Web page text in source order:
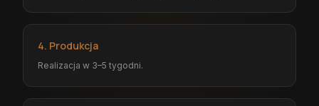
4. Produkcja
Realizacja w 3–5 tygodni.